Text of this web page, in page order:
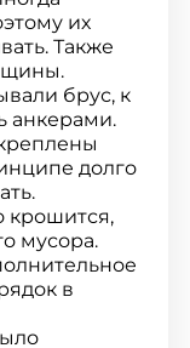
их
Также
брус, к
анкерами.
долго
крошится,
мусора.
в